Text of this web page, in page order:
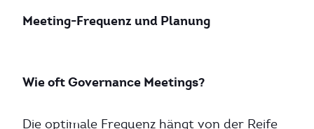
Meeting-Frequenz und Planung
Wie oft Governance Meetings?
Die optimale Frequenz hängt von der Reife